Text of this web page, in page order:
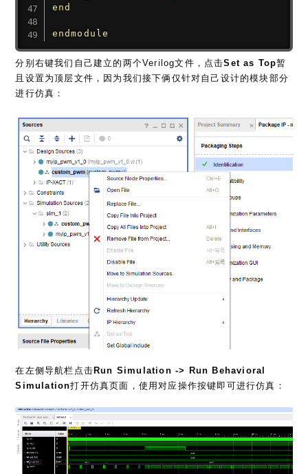
end
endmodule
分别右键我们自己建立的两个Verilog文件，点击Set as Top暂
且设置为顶层文件，因为我们接下俩仅针对自己设计的模块部分
进行仿真：
在左侧导航栏点击 Run Simulation -> Run Behavioral
Simulation打开仿真页面，使用对应操作按键即可进行仿真：